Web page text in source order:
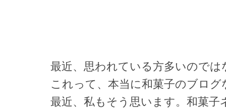
最近、思われている方多いので
これって、本当に和菓子のブログ
最近、私もそう思います。和菓子